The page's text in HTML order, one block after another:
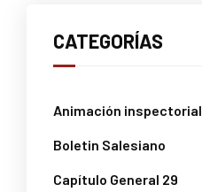
CATEGORÍAS
Animación inspectorial
Boletin Salesiano
Capítulo General 29